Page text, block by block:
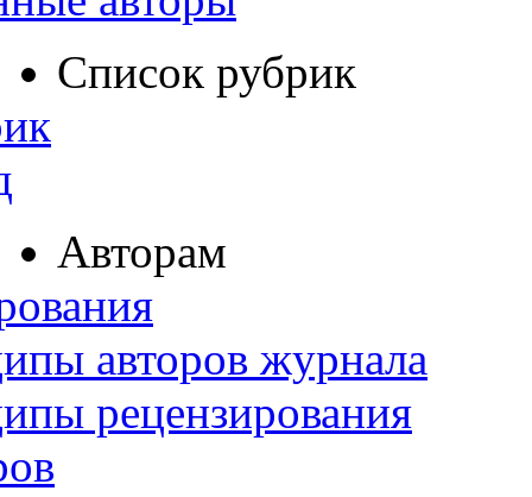
Список рубрик
Авторам
авторов журнала
рецензирования